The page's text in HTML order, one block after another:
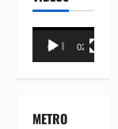
Reproductor
00:00 02:18
METRO